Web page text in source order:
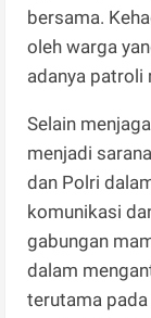
bersama.
oleh warga
adanya patroli
Selain
menjadi
dan Polri
komunikasi
gabungan
dalam
terutama